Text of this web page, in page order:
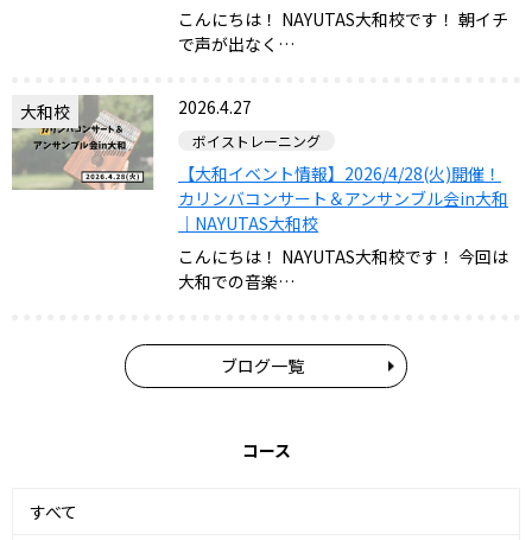
こんにちは！ NAYUTAS大和校です！ 朝イチ
で声が出なく…
大和校 2026.4.27
ボイストレーニング
【大和イベント情報】2026/4/28(火)開催！
カリンバコンサート＆アンサンブル会in大和
｜NAYUTAS大和校
こんにちは！ NAYUTAS大和校です！ 今回は
大和での音楽…
ブログ一覧
コース
すべて